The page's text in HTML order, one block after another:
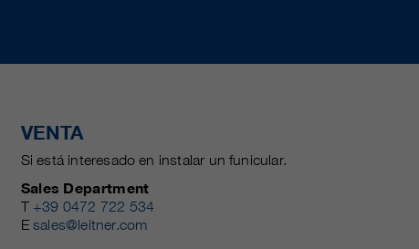
VENTA
Si está interesado en instalar un funicular.
Sales Department
T +39 0472 722 534
Esales@leitner.com